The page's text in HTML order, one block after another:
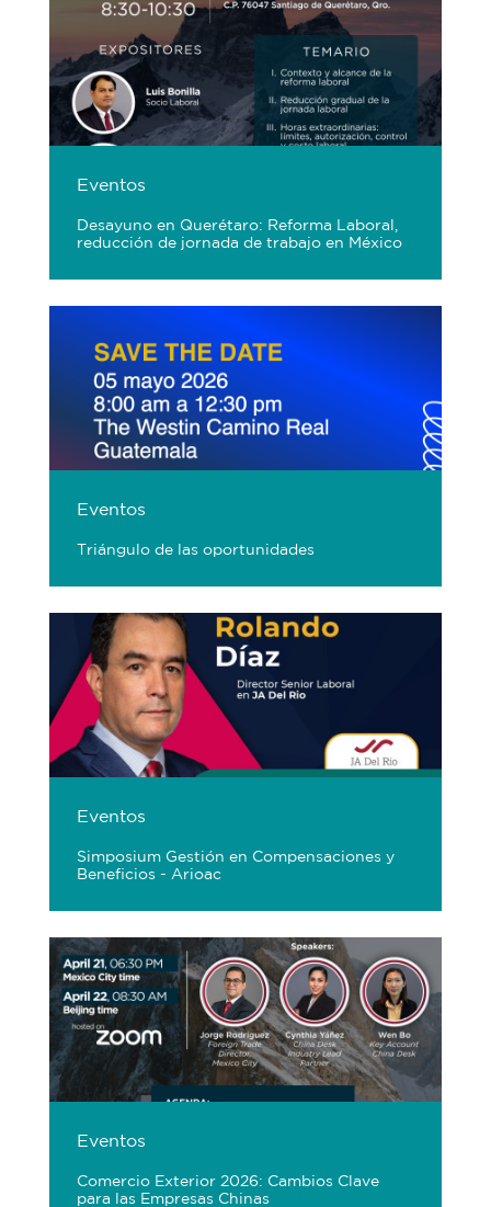
Eventos
Desayuno en Querétaro: Reforma Laboral,
reducción de jornada de trabajo en México
Eventos
Triángulo de las oportunidades
Eventos
Simposium Gestión en Compensaciones y
Beneficios - Arioac
Eventos
Comercio Exterior 2026: Cambios Clave
para las Empresas Chinas